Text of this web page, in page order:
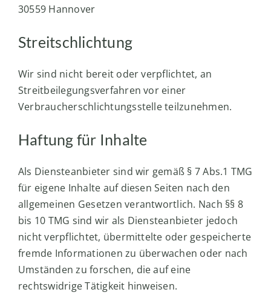
30559 Hannover
Streitschlichtung
Wir sind nicht bereit oder verpflichtet, an
Streitbeilegungsverfahren vor einer
Verbraucherschlichtungsstelle teilzunehmen.
Haftung für Inhalte
Als Diensteanbieter sind wir gemäß § 7 Abs.1 TMG
für eigene Inhalte auf diesen Seiten nach den
allgemeinen Gesetzen verantwortlich. Nach §§ 8
bis 10 TMG sind wir als Diensteanbieter jedoch
nicht verpflichtet, übermittelte oder gespeicherte
fremde Informationen zu überwachen oder nach
Umständen zu forschen, die auf eine
rechtswidrige Tätigkeit hinweisen.